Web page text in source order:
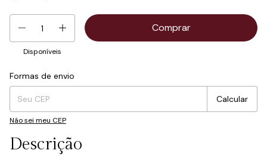
Disponíveis
Entregas para o CEP:
Formas de envio
Calcular
Não sei meu CEP
Descrição